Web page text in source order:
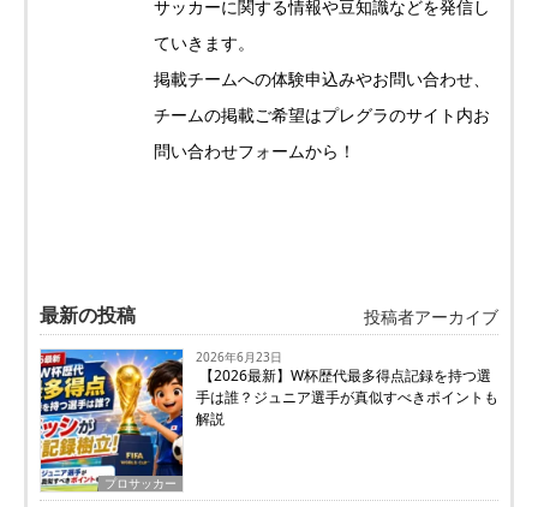
サッカーに関する情報や豆知識などを発信し
ていきます。
掲載チームへの体験申込みやお問い合わせ、
チームの掲載ご希望はプレグラのサイト内お
問い合わせフォームから！
最新の投稿 投稿者アーカイブ
プロサッカー
2026年6月23日
【2026最新】W杯歴代最多得点記録を持つ選
手は誰？ジュニア選手が真似すべきポイントも
解説